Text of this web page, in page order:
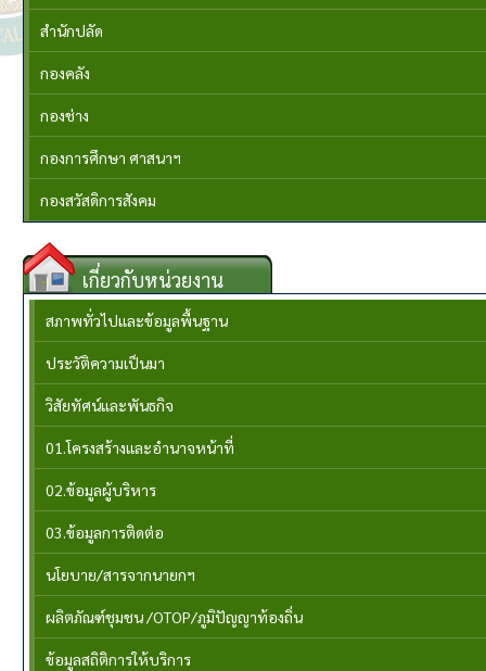
สำนักปลัด
กองคลัง
กองช่าง
กองการศึกษา ศาสนาฯ
กองสวัสดิการสังคม
เกี่ยวกับหน่วยงาน
สภาพทั่วไปและข้อมูลพื้นฐาน
ประวัติความเป็นมา
วิสัยทัศน์และพันธกิจ
01.โครงสร้างและอำนาจหน้าที่
02.ข้อมูลผู้บริหาร
03.ข้อมูลการติดต่อ
นโยบาย/สารจากนายกฯ
ผลิตภัณฑ์ชุมชน /OTOP/ภูมิปัญญาท้องถิ่น
ข้อมูลสถิติการให้บริการ